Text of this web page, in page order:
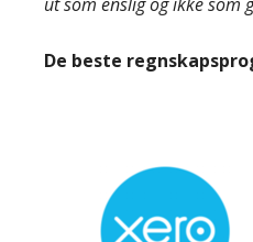
De beste